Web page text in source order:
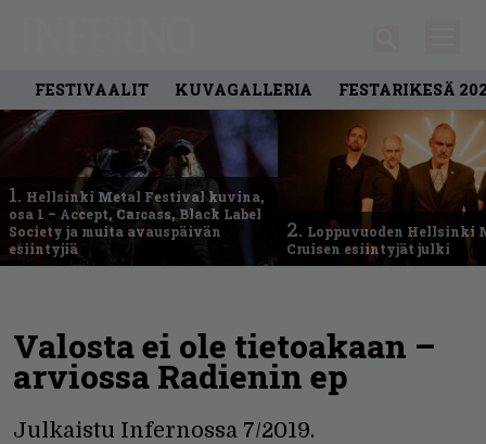
FESTIVAALIT KUVAGALLERIA FESTARIKESÄ
1. Hellsinki Metal Festival kuvina,
osa 1 – Accept, Carcass, Black Label
Society ja muita avauspäivän
esiintyjiä
2. Loppuvuoden Hellsinki
Cruisen esiintyjät julki
Valosta ei ole tietoakaan –
arviossa Radienin ep
Julkaistu Infernossa 7/2019.